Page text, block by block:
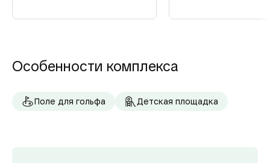
Особенности комплекса
Поле для гольфа Детская площадка